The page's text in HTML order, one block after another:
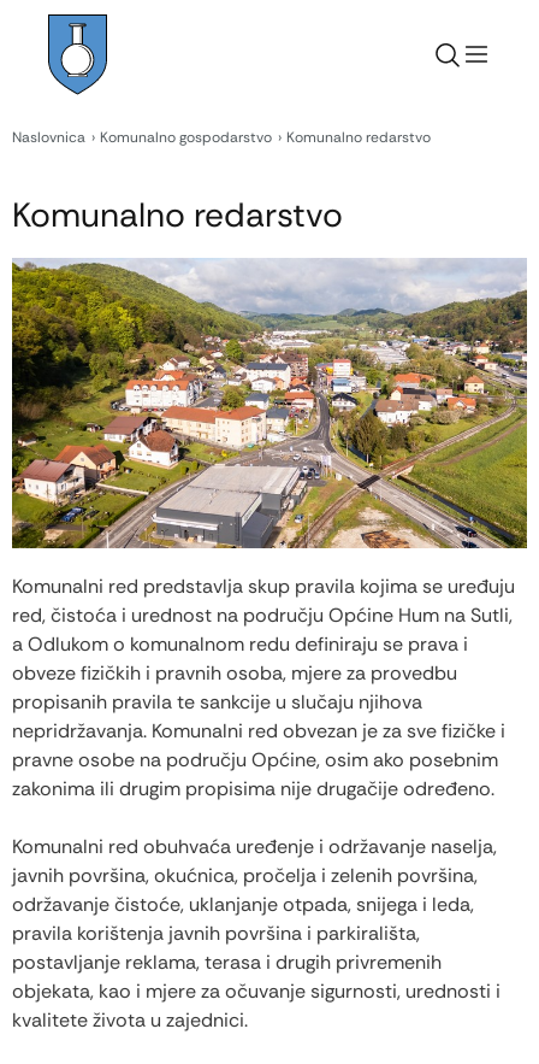
Naslovnica Komunalno gospodarstvo Komunalno redarstvo
Komunalno redarstvo
Komunalni red predstavlja skup pravila kojima se uređuju
red, čistoća i urednost na području Općine Hum na Sutli,
a Odlukom o komunalnom redu definiraju se prava i
obveze fizičkih i pravnih osoba, mjere za provedbu
propisanih pravila te sankcije u slučaju njihova
nepridržavanja. Komunalni red obvezan je za sve fizičke i
pravne osobe na području Općine, osim ako posebnim
zakonima ili drugim propisima nije drugačije određeno.
Komunalni red obuhvaća uređenje i održavanje naselja,
javnih površina, okućnica, pročelja i zelenih površina,
održavanje čistoće, uklanjanje otpada, snijega i leda,
pravila korištenja javnih površina i parkirališta,
postavljanje reklama, terasa i drugih privremenih
objekata, kao i mjere za očuvanje sigurnosti, urednosti i
kvalitete života u zajednici.